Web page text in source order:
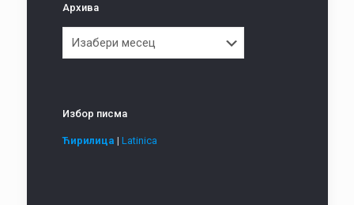
Архива
Избор писма
Ћирилица | Latinica